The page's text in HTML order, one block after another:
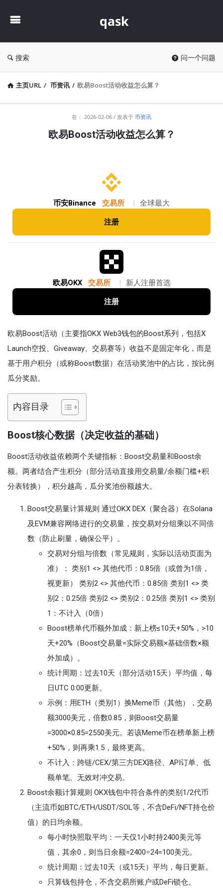
qask
搜索 问一个问题
主页URL / 币资讯 / 欧易Boost活动收益怎么算？
在： 2026-02-06 发表于 币资讯
欧易Boost活动收益怎么算？
币安Binance 交易所 全球最大
注册
欧易OKX 交易所 新人注册首选
注册
欧易Boost活动（主要指OKX Web3钱包的Boost系列，包括X
Launch空投、Giveaway、交易赛等）收益不是固定年化，而是
基于用户积分（或称Boost数据）在活动奖池中的占比，按比例
瓜分奖励。
内容目录
Boost核心数据（决定收益的基础）
Boost活动收益依赖两个关键指标：Boost交易量和Boost余
额。两者结合产生积分（部分活动直接用交易量/余额门槛+积
分表转换），积分越高，瓜分奖池份额越大。
Boost交易量计算规则 通过OKX DEX（聚合器）在Solana
及EVM兼容网络进行的交易量，按交易对分组乘以不同倍
数（防止刷量，确保公平）。
交易对分组与倍数（常见规则，实际以活动页面为
准）： 类别1 <> 其他代币：0.85倍（或曾为1倍，
视更新） 类别2 <> 其他代币：0.85倍 类别1 <> 类
别2：0.25倍 类别2 <> 类别2：0.25倍 类别1 <> 类别
1：不计入（0倍）
Boost榜单代币额外加成：新上榜≤10天+50%，>10
天+20%（Boost交易量=实际交易额×基础倍数×额
外加成）。
统计周期：过去10天（部分活动15天）平均值，每
日UTC 0:00更新。
示例：用ETH（类别1）换Meme币（其他），交易
额3000美元，倍数0.85，则Boost交易量
=3000×0.85=2550美元。若该Meme币在榜单新上榜
+50%，则再乘1.5，最终更高。
不计入：跨链/CEX/第三方DEX路径、API订单、低
额单笔、无效对冲交易。
Boost余额计算规则 OKX钱包中符合条件的类别1/2代币
（主流币如BTC/ETH/USDT/SOL等，不含DeFi/NFT持仓价
值）的日均余额。
每小时快照取平均：一天仅1小时持2400美元等
值，其余0，则当日余额=2400÷24=100美元。
统计周期：过去10天（或15天）平均，每日更新。
只算钱包持仓，不含交易所账户或DeFi锁仓。